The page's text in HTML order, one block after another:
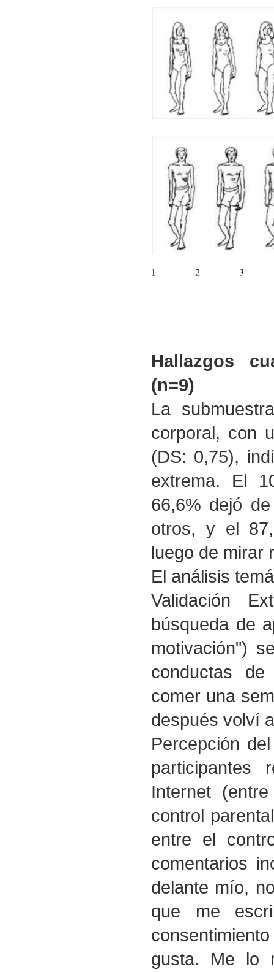
Hallazgos
(n=9)
La
corporal, con
(DS: 0,75),
extrema. El
66,6% dejó
otros, y el
luego de mirar
El análisis
Validación
búsqueda de
motivación")
conductas
comer una
después volví
Percepción
participantes
Internet
control
entre el
comentarios
delante mío,
que me
gusta. Me lo